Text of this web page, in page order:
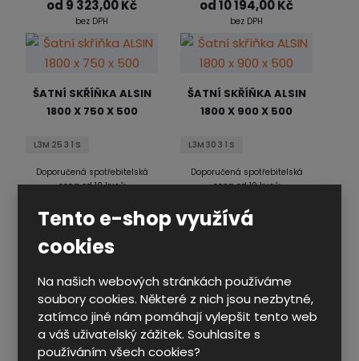
Tento e-shop využívá
cookies
Na našich webových stránkách používáme
soubory cookies. Některé z nich jsou nezbytné,
zatímco jiné nám pomáhají vylepšit tento web
a váš uživatelský zážitek. Souhlasíte s
používáním všech cookies?
od 9 323,00 Kč
bez DPH
od 10 194,00 Kč
bez DPH
ŠATNÍ SKŘÍŇKA ALSIN
1800 X 750 X 500
L3M 25 3 1 S
Doporučená spotřebitelská
cena od 10 kusů:
bez DPH
ŠATNÍ SKŘÍŇKA ALSIN
1800 X 900 X 500
L3M 30 3 1 S
Doporučená spotřebitelská
cena od 10 kusů:
bez DPH
ŠATNÍ SKŘÍŇKA ALSIN
1800 X 1050 X 500
ŠATNÍ SKŘÍŇKA ALSIN
1800 X 1200 X 500